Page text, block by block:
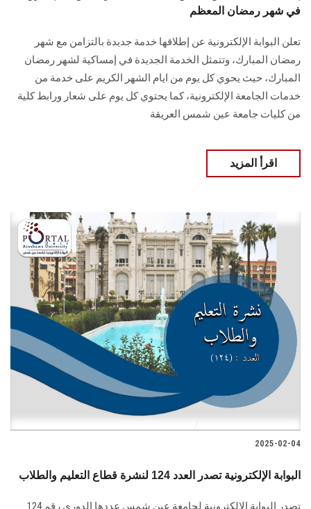
في شهر رمضان المعظم
تعلن البوابة الإلكترونية عن إطلاقها خدمة جديدة بالتزامن مع شهر
رمضان المبارك، وتتمثل الخدمة الجديدة في إمساكية لشهر رمضان
المبارك، حيث يحوي كل يوم من ايام الشهر الكريم على خدمة من
خدمات الجامعة الإلكترونية، كما يحتوي كل يوم على شعار ورابط كلية
من كليات جامعة عين شمس العريقة
اقرأ المزيد
2025-02-04
البوابة الإلكترونية تصدر العدد 124 لنشرة قطاع التعليم والطلاب
تصدر البوابة الإلكترونية لجامعة عين شمس عددها الدوري رقم 124